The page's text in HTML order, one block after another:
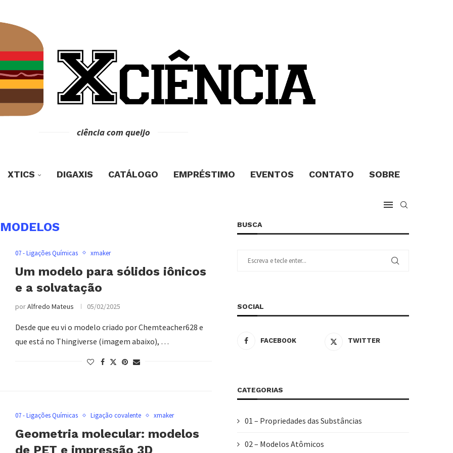
ciência com queijo
XTICS DIGAXIS CATÁLOGO EMPRÉSTIMO EVENTOS CONTATO SOBRE
MODELOS
07 - Ligações Químicas xmaker
Um modelo para sólidos iônicos
e a solvatação
porAlfredo Mateus 05/02/2025
Desde que eu vi o modelo criado por Chemteacher628 e
que está no Thingiverse (imagem abaixo), …
07 - Ligações Químicas Ligação covalente xmaker
Geometria molecular: modelos
de PET e impressão 3D
BUSCA
SOCIAL
FACEBOOK TWITTER
CATEGORIAS
01 – Propriedades das Substâncias
02 – Modelos Atômicos